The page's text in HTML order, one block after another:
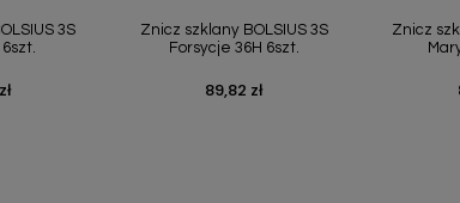
3S
6szt.
Znicz szklany BOLSIUS 3S
Forsycje 36H 6szt.
Cena
89,82 zł
Znicz